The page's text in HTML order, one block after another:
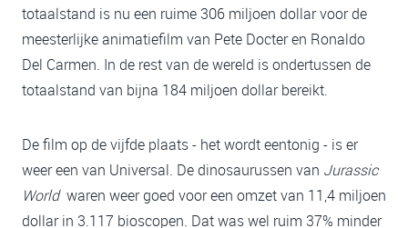
totaalstand is nu een ruime 306 miljoen dollar voor de
meesterlijke animatiefilm van Pete Docter en Ronaldo
Del Carmen. In de rest van de wereld is ondertussen de
totaalstand van bijna 184 miljoen dollar bereikt.
De film op de vijfde plaats - het wordt eentonig - is er
weer een van Universal. De dinosaurussen van Jurassic
World waren weer goed voor een omzet van 11,4 miljoen
dollar in 3.117 bioscopen. Dat was wel ruim 37% minder